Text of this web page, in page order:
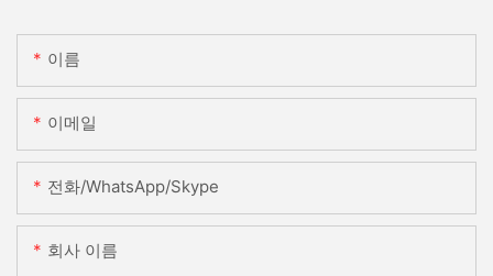
이름
이메일
전화/WhatsApp/Skype
회사 이름